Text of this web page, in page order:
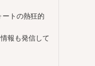
ートの熱狂的
報も発信して